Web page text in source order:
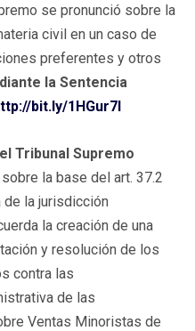
se pronunció sobre la
civil en un caso de
preferentes y otros
la Sentencia
bit.ly/1HGur7I
Tribunal Supremo
la base del art. 37.2
la jurisdicción
la creación de una
y resolución de los
contra las
de las
Ventas Minoristas de